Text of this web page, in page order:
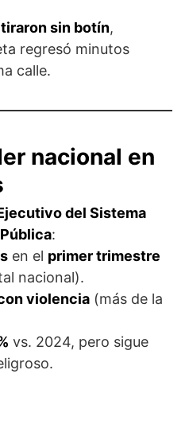
sin botín,
regresó minutos
calle.
nacional en
del Sistema
:
en el primer trimestre
nacional).
violencia (más de la
vs. 2024, pero sigue